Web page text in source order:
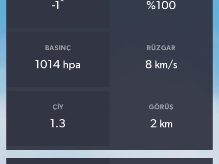
-1 ° %100
BASINÇ
1014 hpa
RÜZGAR
8 km/s
ÇIY
1.3
GÖRÜŞ
2 km